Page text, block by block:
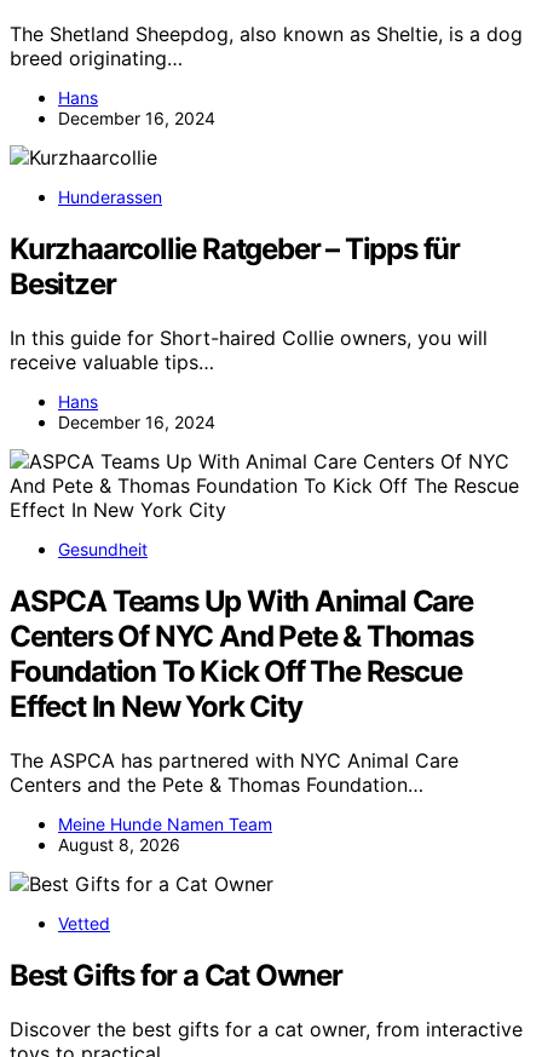
The Shetland Sheepdog, also known as Sheltie, is a dog
breed originating…
Hans
December 16, 2024
Hunderassen
Kurzhaarcollie Ratgeber – Tipps für
Besitzer
In this guide for Short-haired Collie owners, you will
receive valuable tips…
Hans
December 16, 2024
Gesundheit
ASPCA Teams Up With Animal Care
Centers Of NYC And Pete & Thomas
Foundation To Kick Off The Rescue
Effect In New York City
The ASPCA has partnered with NYC Animal Care
Centers and the Pete & Thomas Foundation…
Meine Hunde Namen Team
August 8, 2026
Vetted
Best Gifts for a Cat Owner
Discover the best gifts for a cat owner, from interactive